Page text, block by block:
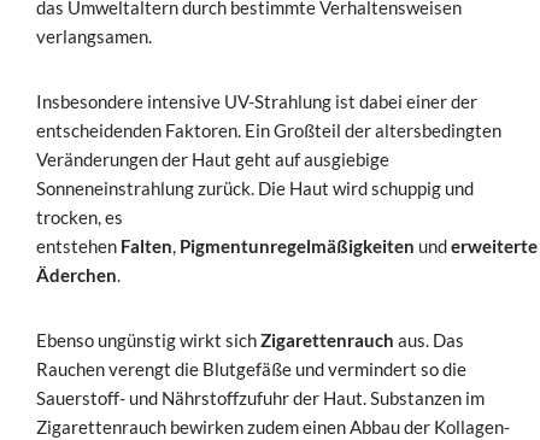
das Umweltaltern durch bestimmte Verhaltensweisen
verlangsamen.
Insbesondere intensive UV-Strahlung ist dabei einer der
entscheidenden Faktoren. Ein Großteil der altersbedingten
Veränderungen der Haut geht auf ausgiebige
Sonneneinstrahlung zurück. Die Haut wird schuppig und
trocken, es
entstehen Falten, Pigmentunregelmäßigkeiten underweiterte
Äderchen.
Ebenso ungünstig wirkt sichZigarettenrauch aus. Das
Rauchen verengt die Blutgefäße und vermindert so die
Sauerstoff- und Nährstoffzufuhr der Haut. Substanzen im
Zigarettenrauch bewirken zudem einen Abbau der Kollagen-